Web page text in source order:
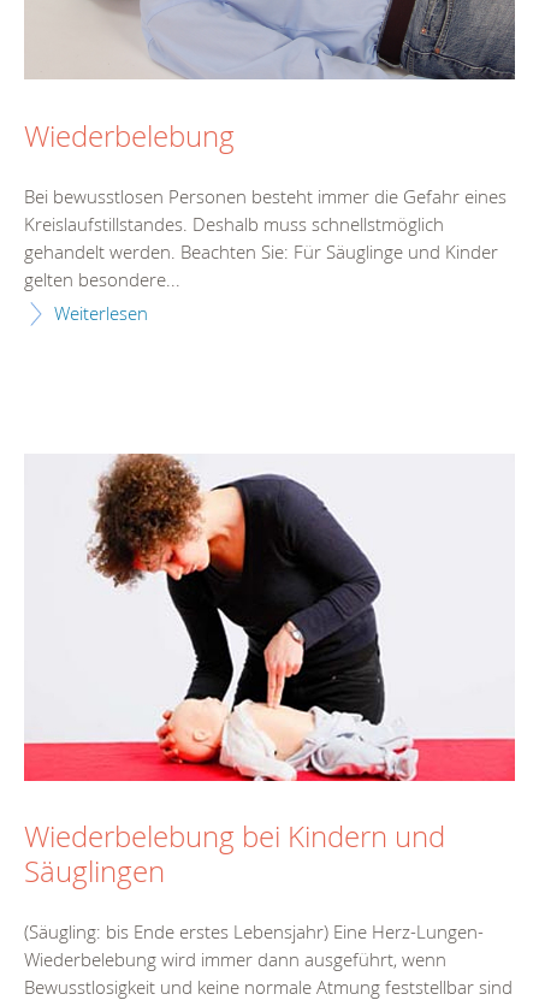
Wiederbelebung
Bei bewusstlosen Personen besteht immer die Gefahr eines
Kreislaufstillstandes. Deshalb muss schnellstmöglich
gehandelt werden. Beachten Sie: Für Säuglinge und Kinder
gelten besondere...
Weiterlesen
Wiederbelebung bei Kindern und
Säuglingen
(Säugling: bis Ende erstes Lebensjahr) Eine Herz-Lungen-
Wiederbelebung wird immer dann ausgeführt, wenn
Bewusstlosigkeit und keine normale Atmung feststellbar sind